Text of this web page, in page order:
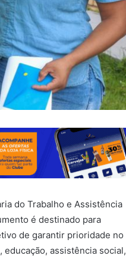
do Trabalho e Assistência
é destinado para
de garantir prioridade no
assistência social,